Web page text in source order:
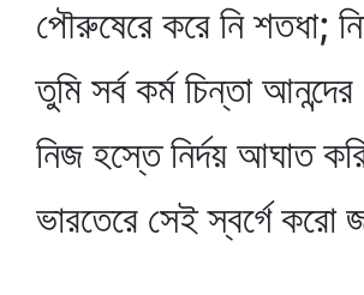
পৌরুষেরে করে নি শতধা;
তুমি সর্ব কর্ম চিন্তা
নিজ হস্তে নির্দয় আঘাত
ভারতেরে সেই স্বর্গে করো